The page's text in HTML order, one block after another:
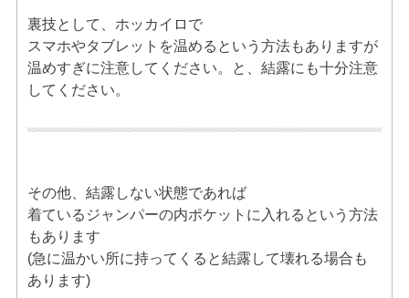
裏技として、ホッカイロで
スマホやタブレットを温めるという方法もありますが
温めすぎに注意してください。と、結露にも十分注意
してください。
その他、結露しない状態であれば
着ているジャンパーの内ポケットに入れるという方法
もあります
(急に温かい所に持ってくると結露して壊れる場合も
あります)